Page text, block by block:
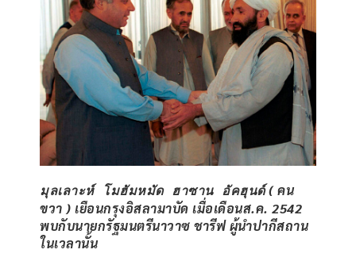
มุลเลาะห์ โมฮัมหมัด ฮาซาน อัคฮุนด์( คน
ขวา ) เยือนกรุงอิสลามาบัด เมื่อเดือนส.ค. 2542
พบกับนายกรัฐมนตรีนาวาซ ชารีฟ ผู้นำปากีสถาน
ในเวลานั้น